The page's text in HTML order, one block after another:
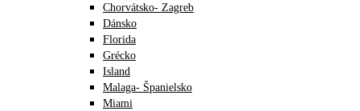
Chorvátsko- Zagreb
Dánsko
Florida
Grécko
Island
Malaga- Španielsko
Miami